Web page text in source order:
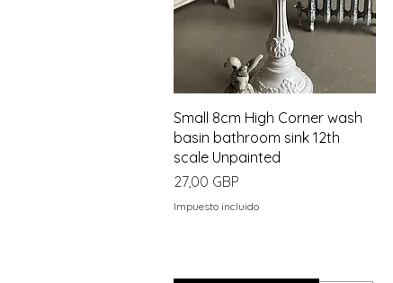
Vista rápida
Small 8cm High Corner wash
basin bathroom sink 12th
scale Unpainted
Precio
27,00 GBP
Impuesto incluido